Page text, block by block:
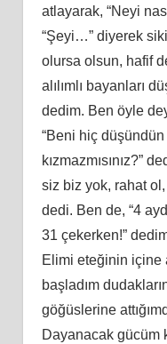
atlayarak, “Neyi
“Şeyi…” diyerek
olursa olsun, hafif
alılımlı bayanları
dedim. Ben öyle
“Beni hiç
kızmazmısınız?”
siz biz yok, rahat
dedi. Ben de, “4
31 çekerken!”
Elimi eteğinin içine
başladım
göğüslerine
Dayanacak gücüm